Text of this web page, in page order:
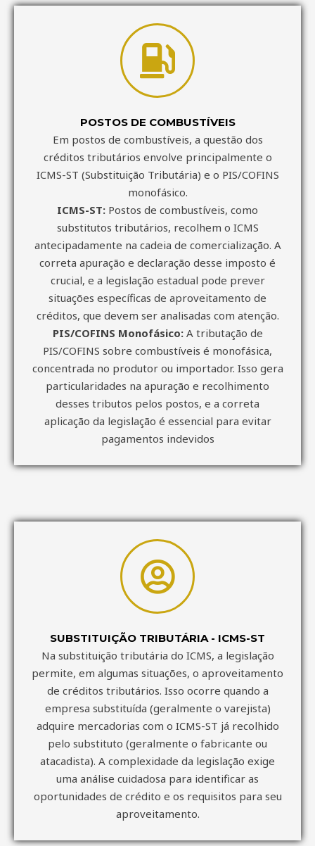
POSTOS DE COMBUSTÍVEIS
Em postos de combustíveis, a questão dos
créditos tributários envolve principalmente o
ICMS-ST (Substituição Tributária) e o PIS/COFINS
monofásico.
ICMS-ST: Postos de combustíveis, como
substitutos tributários, recolhem o ICMS
antecipadamente na cadeia de comercialização. A
correta apuração e declaração desse imposto é
crucial, e a legislação estadual pode prever
situações específicas de aproveitamento de
créditos, que devem ser analisadas com atenção.
PIS/COFINS Monofásico:A tributação de
PIS/COFINS sobre combustíveis é monofásica,
concentrada no produtor ou importador. Isso gera
particularidades na apuração e recolhimento
desses tributos pelos postos, e a correta
aplicação da legislação é essencial para evitar
pagamentos indevidos
SUBSTITUIÇÃO TRIBUTÁRIA - ICMS-ST
Na substituição tributária do ICMS, a legislação
permite, em algumas situações, o aproveitamento
de créditos tributários. Isso ocorre quando a
empresa substituída (geralmente o varejista)
adquire mercadorias com o ICMS-ST já recolhido
pelo substituto (geralmente o fabricante ou
atacadista). A complexidade da legislação exige
uma análise cuidadosa para identificar as
oportunidades de crédito e os requisitos para seu
aproveitamento.